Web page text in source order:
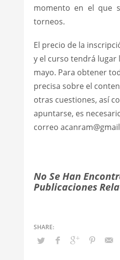
momento en el que
torneos.
El precio de la
y el curso tendrá lugar
mayo. Para obtener
precisa sobre el
otras cuestiones, así
apuntarse, es
correo
No Se Han
Publicaciones